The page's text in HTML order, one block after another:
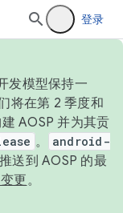
登录
发模型保持一
将在第 2 季度和
AOSP 并为其贡
。
android-
送到 AOSP 的最
更。